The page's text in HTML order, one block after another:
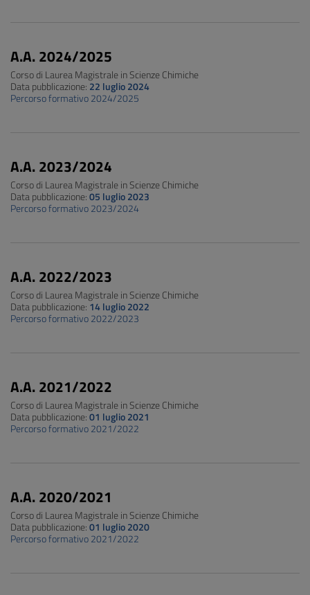
A.A. 2024/2025
Corso di Laurea Magistrale in Scienze Chimiche
Data pubblicazione: 22 luglio 2024
Percorso formativo 2024/2025
A.A. 2023/2024
Corso di Laurea Magistrale in Scienze Chimiche
Data pubblicazione:05 luglio 2023
Percorso formativo 2023/2024
A.A. 2022/2023
Corso di Laurea Magistrale in Scienze Chimiche
Data pubblicazione: 14 luglio 2022
Percorso formativo 2022/2023
A.A. 2021/2022
Corso di Laurea Magistrale in Scienze Chimiche
Data pubblicazione:01 luglio 2021
Percorso formativo 2021/2022
A.A. 2020/2021
Corso di Laurea Magistrale in Scienze Chimiche
Data pubblicazione:01 luglio 2020
Percorso formativo 2021/2022